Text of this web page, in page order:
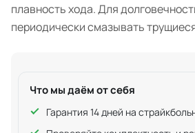
плавность хода. Для
периодически смазывать
Что мы даём от себя
Гарантия 14 дней на